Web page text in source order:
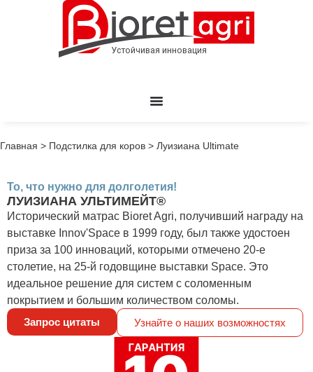
Главная > Подстилка для коров > Луизиана Ultimate
То, что нужно для долголетия!
ЛУИЗИАНА УЛЬТИМЕЙТ®
Исторический матрас Bioret Agri, получивший награду на
выставке Innov'Space в 1999 году, был также удостоен
приза за 100 инноваций, которыми отмечено 20-е
столетие, на 25-й годовщине выставки Space. Это
идеальное решение для систем с соломенным
покрытием и большим количеством соломы.
Запрос цитаты
Узнайте о наших возможностях